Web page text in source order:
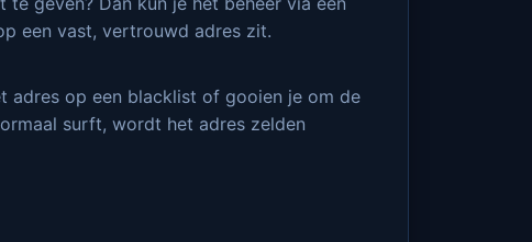
een vast, vertrouwd adres zit.
adres op een blacklist of gooien je om de
surft, wordt het adres zelden